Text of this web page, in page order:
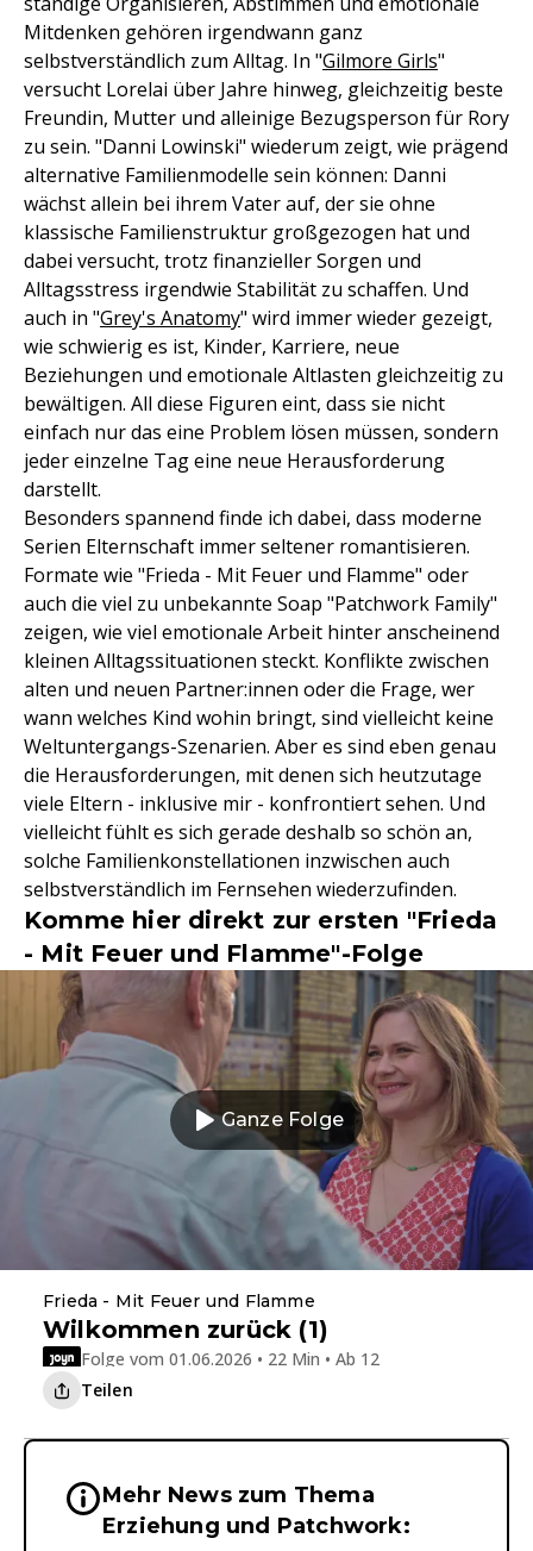
Mitdenken gehören irgendwann ganz
selbstverständlich zum Alltag. In "Gilmore Girls"
versucht Lorelai über Jahre hinweg, gleichzeitig beste
Freundin, Mutter und alleinige Bezugsperson für Rory
zu sein. "Danni Lowinski" wiederum zeigt, wie prägend
alternative Familienmodelle sein können: Danni
wächst allein bei ihrem Vater auf, der sie ohne
klassische Familienstruktur großgezogen hat und
dabei versucht, trotz finanzieller Sorgen und
Alltagsstress irgendwie Stabilität zu schaffen. Und
auch in "Grey's Anatomy" wird immer wieder gezeigt,
wie schwierig es ist, Kinder, Karriere, neue
Beziehungen und emotionale Altlasten gleichzeitig zu
bewältigen. All diese Figuren eint, dass sie nicht
einfach nur das eine Problem lösen müssen, sondern
jeder einzelne Tag eine neue Herausforderung
darstellt.
Besonders spannend finde ich dabei, dass moderne
Serien Elternschaft immer seltener romantisieren.
Formate wie "Frieda - Mit Feuer und Flamme" oder
auch die viel zu unbekannte Soap "Patchwork Family"
zeigen, wie viel emotionale Arbeit hinter anscheinend
kleinen Alltagssituationen steckt. Konflikte zwischen
alten und neuen Partner:innen oder die Frage, wer
wann welches Kind wohin bringt, sind vielleicht keine
Weltuntergangs-Szenarien. Aber es sind eben genau
die Herausforderungen, mit denen sich heutzutage
viele Eltern - inklusive mir - konfrontiert sehen. Und
vielleicht fühlt es sich gerade deshalb so schön an,
solche Familienkonstellationen inzwischen auch
selbstverständlich im Fernsehen wiederzufinden.
Komme hier direkt zur ersten "Frieda
- Mit Feuer und Flamme"-Folge
Ganze Folge
Frieda - Mit Feuer und Flamme
Wilkommen zurück (1)
Folge vom 01.06.2026 • 22 Min • Ab 12
Teilen
Wichtige Hinweise &
Mehr News zum Thema
Erziehung und Patchwork: